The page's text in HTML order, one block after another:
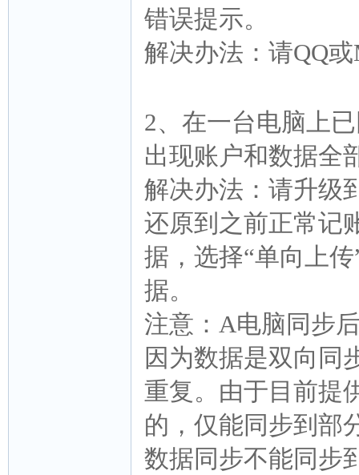
错误提示。
解决办法：请QQ
2、在一台电脑上
出现账户和数据全
解决办法：请升级
还原到之前正常记
据，选择“单向上
据。
注意：A电脑同步
因为数据是双向同
重复。由于目前提
的，仅能同步到部
数据同步不能同步